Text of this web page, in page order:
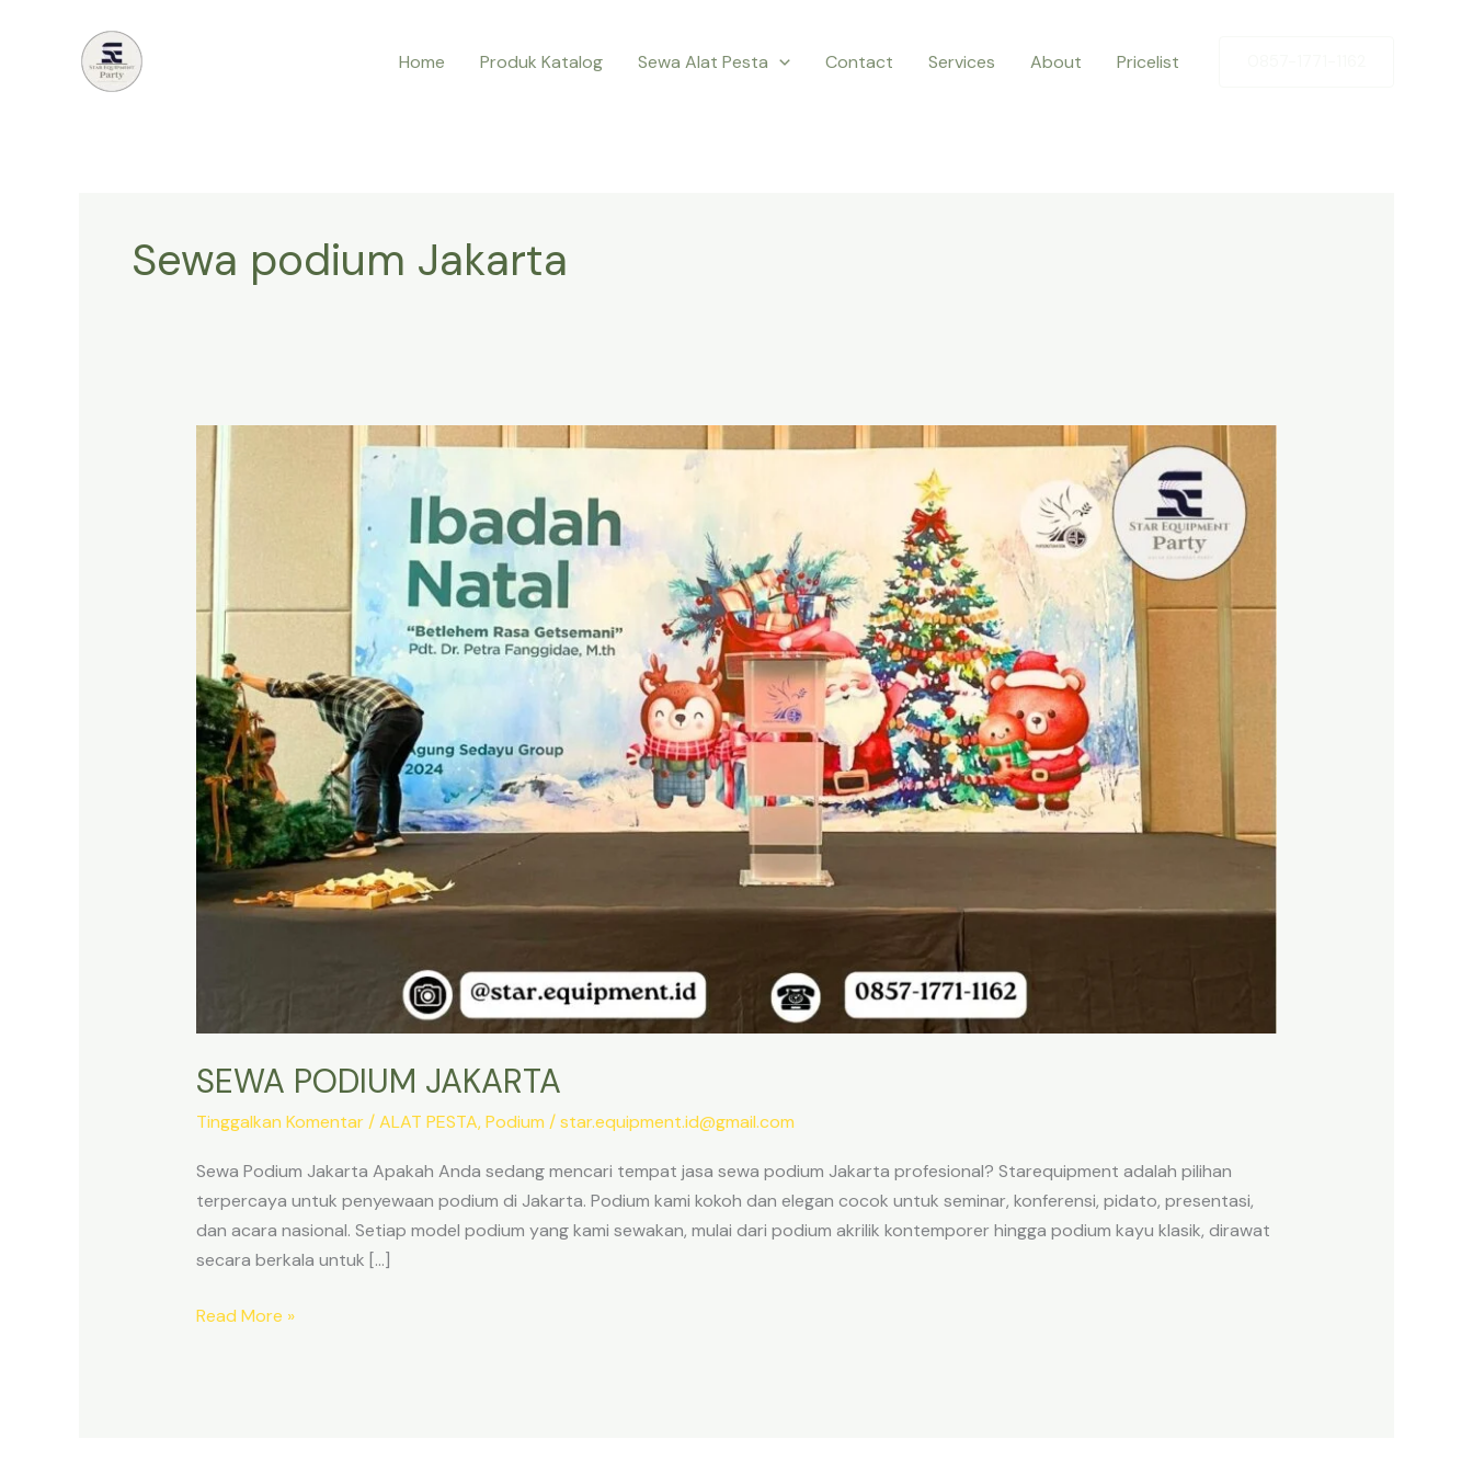
Home Produk Katalog Sewa Alat Pesta Contact Services About Pricelist
Sewa podium Jakarta
SEWA PODIUM JAKARTA
Tinggalkan Komentar /ALAT PESTA,Podium /star.equipment.id@gmail.com
Sewa Podium Jakarta Apakah Anda sedang mencari tempat jasa sewa podium Jakarta profesional? Starequipment adalah pilihan
terpercaya untuk penyewaan podium di Jakarta. Podium kami kokoh dan elegan cocok untuk seminar, konferensi, pidato, presentasi,
dan acara nasional. Setiap model podium yang kami sewakan, mulai dari podium akrilik kontemporer hingga podium kayu klasik, dirawat
secara berkala untuk […]
SEWA
Read More »